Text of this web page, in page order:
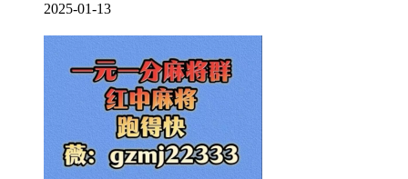
2025-01-13